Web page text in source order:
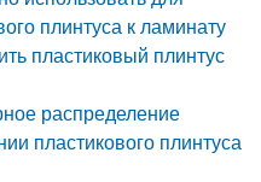
плинтуса к ламинату
пластиковый плинтус
распределение
пластикового плинтуса